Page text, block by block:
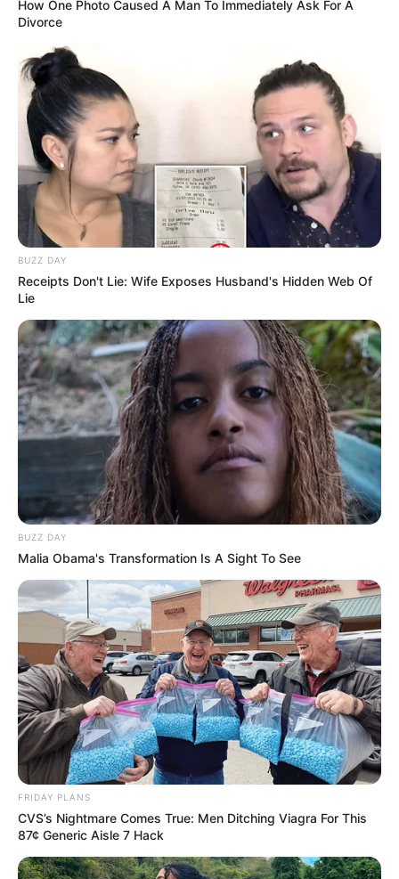
These Professionals Attracted Attention For Much
BUZZ DAY
Remember Kerri-Anne? Better Sit Down Before
You See Her Today
BUZZ DAY
They Found The Missing Kitten In The Most
Terrifying Place!
BUZZ DAY
Suspicious Eagle Tries To Steal Puppy - Watch
What Happened
Secret Messages: What Directors Hid In 12 Films
BUZZ DAY
How One Photo Caused A Man To Immediately Ask For A
Divorce
BUZZ DAY
Receipts Don't Lie: Wife Exposes Husband's Hidden Web Of
Lie
BUZZ DAY
Malia Obama's Transformation Is A Sight To See
FRIDAY PLANS
CVS’s Nightmare Comes True: Men Ditching Viagra For This
87¢ Generic Aisle 7 Hack